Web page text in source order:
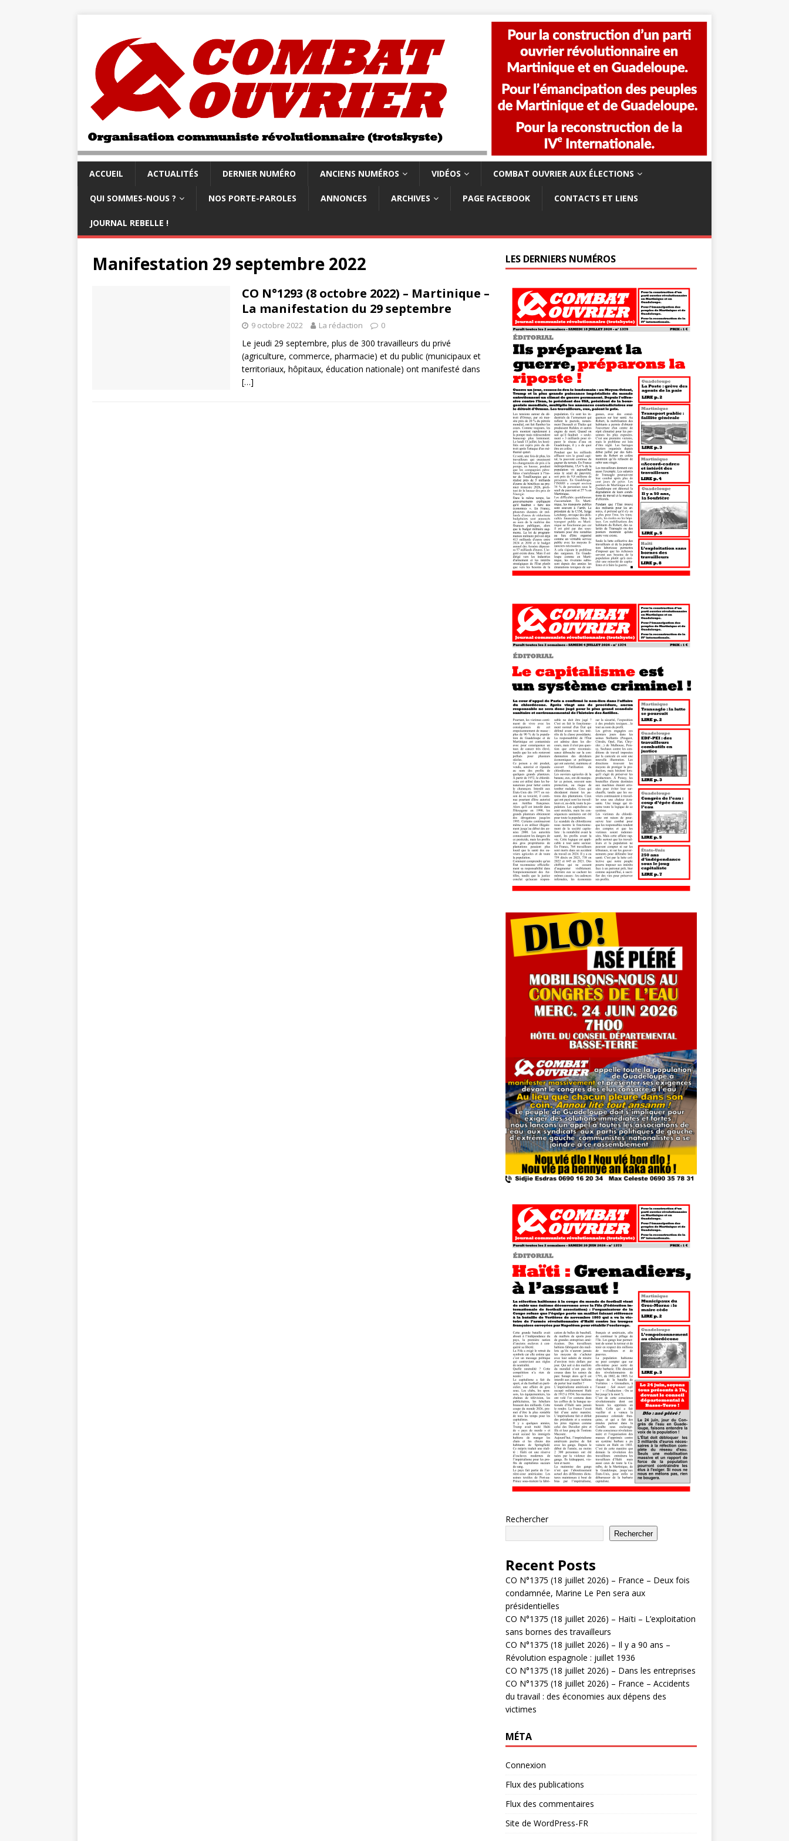
ACCUEIL ACTUALITÉS DERNIER NUMÉRO ANCIENS NUMÉROS VIDÉOS COMBAT OUVRIER AUX ÉLECTIONS
QUI SOMMES-NOUS ? NOS PORTE-PAROLES ANNONCES ARCHIVES PAGE FACEBOOK CONTACTS ET LIENS
JOURNAL REBELLE !
Manifestation 29 septembre 2022
CO N°1293 (8 octobre 2022) – Martinique –
La manifestation du 29 septembre
9 octobre 2022 La rédaction 0
Le jeudi 29 septembre, plus de 300 travailleurs du privé
(agriculture, commerce, pharmacie) et du public (municipaux et
territoriaux, hôpitaux, éducation nationale) ont manifesté dans
[…]
LES DERNIERS NUMÉROS
Rechercher
Rechercher
Recent Posts
CO N°1375 (18 juillet 2026) – France – Deux fois
condamnée, Marine Le Pen sera aux
présidentielles
CO N°1375 (18 juillet 2026) – Haïti – L’exploitation
sans bornes des travailleurs
CO N°1375 (18 juillet 2026) – Il y a 90 ans –
Révolution espagnole : juillet 1936
CO N°1375 (18 juillet 2026) – Dans les entreprises
CO N°1375 (18 juillet 2026) – France – Accidents
du travail : des économies aux dépens des
victimes
MÉTA
Connexion
Flux des publications
Flux des commentaires
Site de WordPress-FR